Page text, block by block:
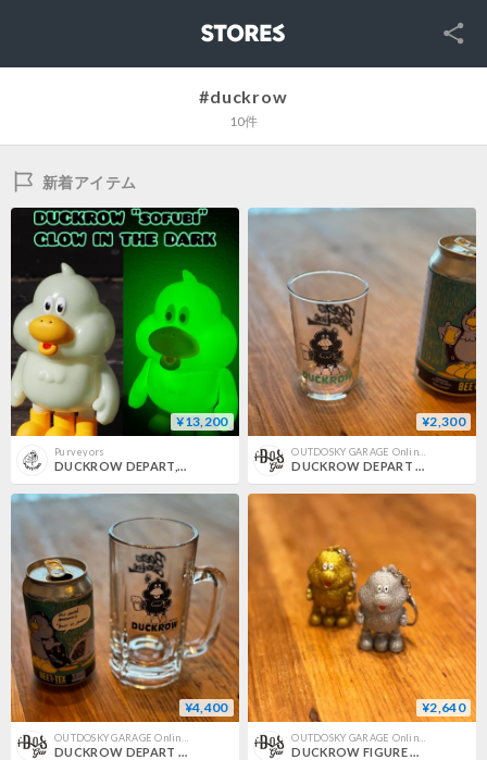
SNS
#duckrow
10件
新着アイテム
¥13,200
Purveyors
DUCKROW DEPART,ソフビ 《蓄光ノンアルver》
¥2,300
OUTDOSKY GARAGE Online Store
DUCKROW DEPART BEERはGASOLINE 瓶ビールグラス
¥4,400
DUCKROW DEPART BEERはGASOLINEジョッキ
¥2,640
OUTDOSKY GARAGE Online Store
DUCKROW FIGURE KEY HOLDER 2025限定 メタルラメ